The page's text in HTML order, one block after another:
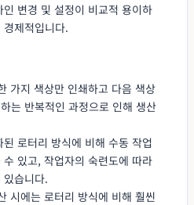
인 변경 및 설정이 비교적 용이하
제적입니다.
가지 색상만 인쇄하고 다음 색상
는 반복적인 과정으로 인해 생산
된 로터리 방식에 비해 수동 작업
있고, 작업자의 숙련도에 따라
습니다.
시에는 로터리 방식에 비해 훨씬